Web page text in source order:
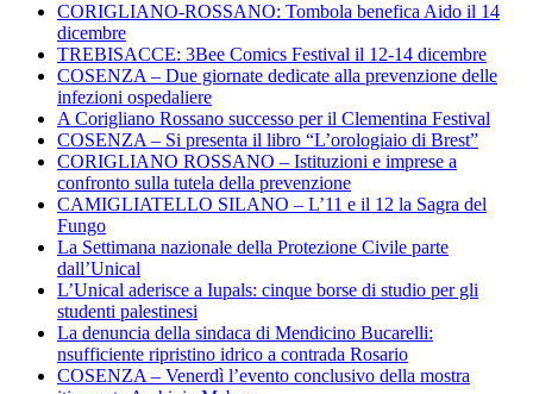
CORIGLIANO-ROSSANO: Tombola benefica Aido il 14
dicembre
TREBISACCE: 3Bee Comics Festival il 12-14 dicembre
COSENZA – Due giornate dedicate alla prevenzione delle
infezioni ospedaliere
A Corigliano Rossano successo per il Clementina Festival
COSENZA – Si presenta il libro “L’orologiaio di Brest”
CORIGLIANO ROSSANO – Istituzioni e imprese a
confronto sulla tutela della prevenzione
CAMIGLIATELLO SILANO – L’11 e il 12 la Sagra del
Fungo
La Settimana nazionale della Protezione Civile parte
dall’Unical
L’Unical aderisce a Iupals: cinque borse di studio per gli
studenti palestinesi
La denuncia della sindaca di Mendicino Bucarelli:
nsufficiente ripristino idrico a contrada Rosario
COSENZA – Venerdì l’evento conclusivo della mostra